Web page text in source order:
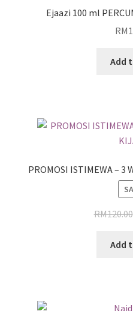
Ejaazi 100 ml
RM
Add
PROMOSI ISTIMEWA – 3
RM120.00
Add